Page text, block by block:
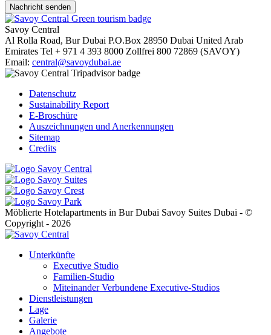
Savoy Central
Al Rolla Road, Bur Dubai P.O.Box 28950 Dubai United Arab
Emirates Tel + 971 4 393 8000 Zollfrei 800 72869 (SAVOY)
Email: central@savoydubai.ae
Datenschutz
Sustainability Report
E-Broschüre
Auszeichnungen und Anerkennungen
Sitemap
Credits
Möblierte Hotelapartments in Bur Dubai Savoy Suites Dubai - ©
Copyright - 2026
Unterkünfte
Executive Studio
Familien-Studio
Miteinander Verbundene Executive-Studios
Dienstleistungen
Lage
Galerie
Angebote